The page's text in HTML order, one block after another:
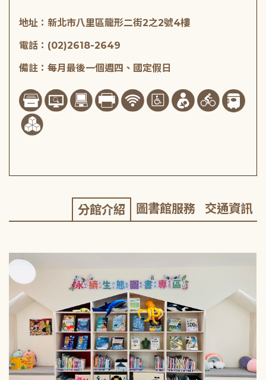
地址：新北市八里區龍形二街2之2號4樓
電話：(02)2618-2649
備註：每月最後一個週四、國定假日
分館介紹 圖書館服務 交通資訊